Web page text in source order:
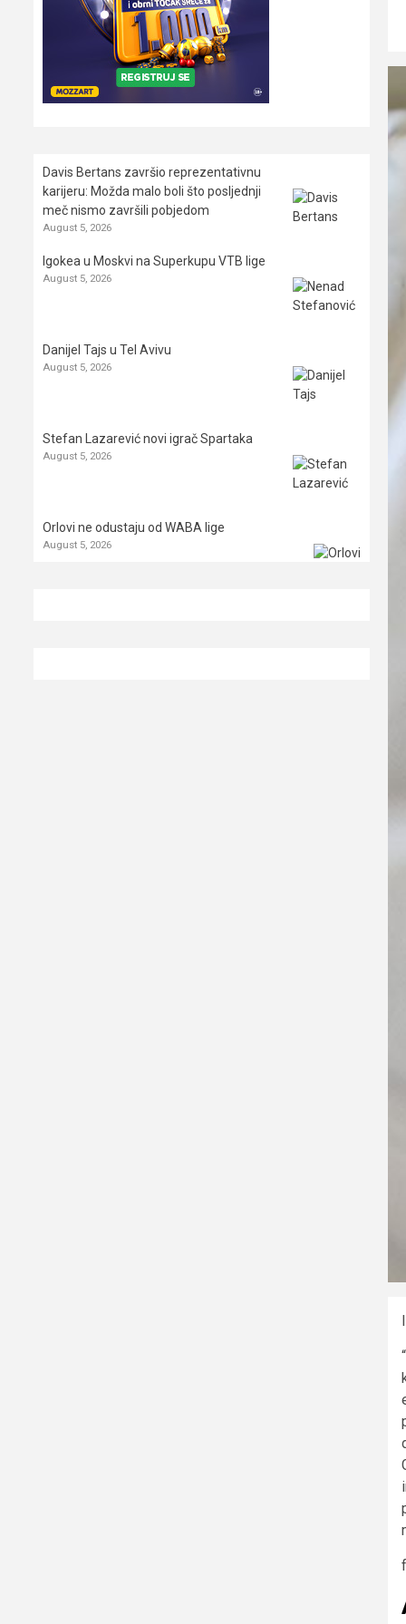
Davis Bertans završio reprezentativnu
karijeru: Možda malo boli što posljednji
meč nismo završili pobjedom
August 5, 2026
Igokea u Moskvi na Superkupu VTB lige
August 5, 2026
Danijel Tajs u Tel Avivu
August 5, 2026
Stefan Lazarević novi igrač Spartaka
August 5, 2026
Orlovi ne odustaju od WABA lige
August 5, 2026